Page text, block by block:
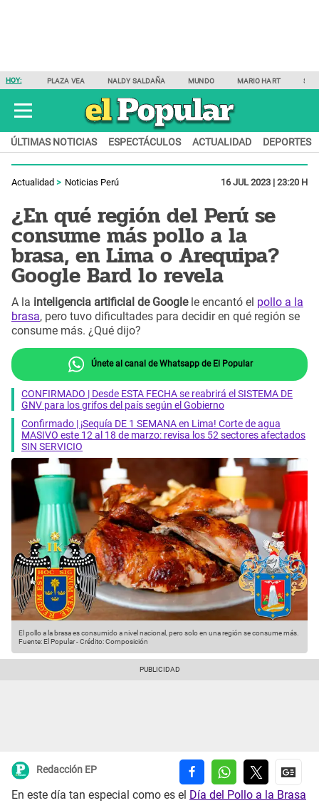
HOY: PLAZA VEA NALDY SALDAÑA MUNDO MARIO HART
ÚLTIMAS NOTICIAS ESPECTÁCULOS ACTUALIDAD DEPORTES
Actualidad Noticias Perú 16 JUL 2023 | 23:20 H
¿En qué región del Perú se
consume más pollo a la
brasa, en Lima o Arequipa?
Google Bard lo revela
A la inteligencia artificial de Googlele encantó el pollo a la
brasa, pero tuvo dificultades para decidir en qué región se
consume más. ¿Qué dijo?
Únete al canal de Whatsapp de El Popular
CONFIRMADO | Desde ESTA FECHA se reabrirá el SISTEMA DE
GNV para los grifos del país según el Gobierno
Confirmado | ¡Sequía DE 1 SEMANA en Lima! Corte de agua
MASIVO este 12 al 18 de marzo: revisa los 52 sectores afectados
SIN SERVICIO
El pollo a la brasa es consumido a nivel nacional, pero solo en una región se consume más.
Fuente: El Popular-Crédito: Composición
Redacción EP
En este día tan especial como es el Día del Pollo a la Brasa